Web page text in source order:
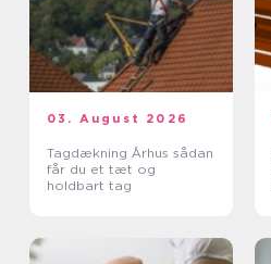
03. August 2026
Tagdækning Århus sådan
får du et tæt og
holdbart tag